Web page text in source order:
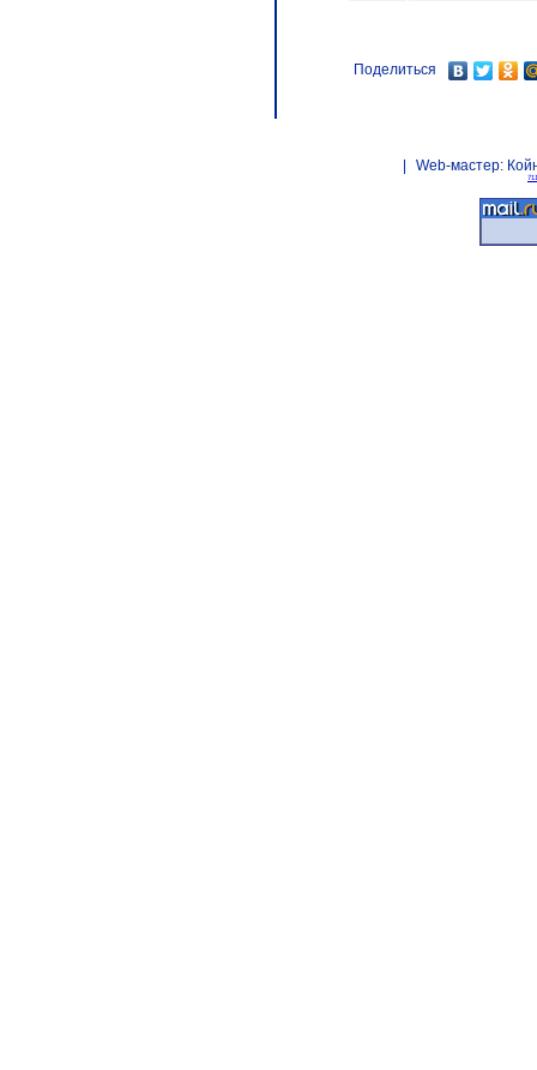
Поделиться
Web-мастер: